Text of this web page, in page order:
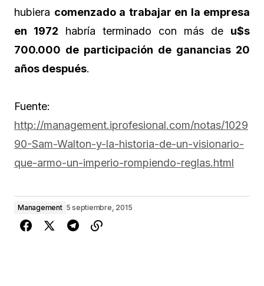
hubiera comenzado a trabajar en la empresa
en 1972 habría terminado con más de u$s
700.000 de participación de ganancias 20
años después.
Fuente:
http://management.iprofesional.com/notas/1029
90-Sam-Walton-y-la-historia-de-un-visionario-
que-armo-un-imperio-rompiendo-reglas.html
Management 5 septiembre, 2015